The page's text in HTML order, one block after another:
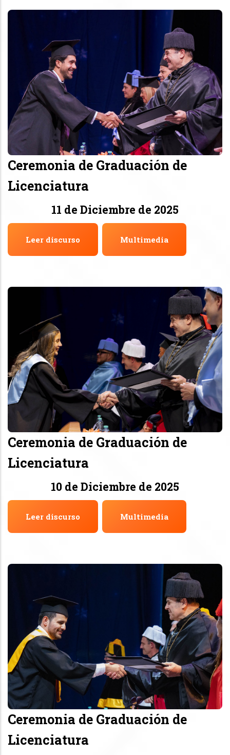
Ceremonia de Graduación de
Licenciatura
11 de Diciembre de 2025
Leer discurso Multimedia
Ceremonia de Graduación de
Licenciatura
10 de Diciembre de 2025
Leer discurso Multimedia
Ceremonia de Graduación de
Licenciatura